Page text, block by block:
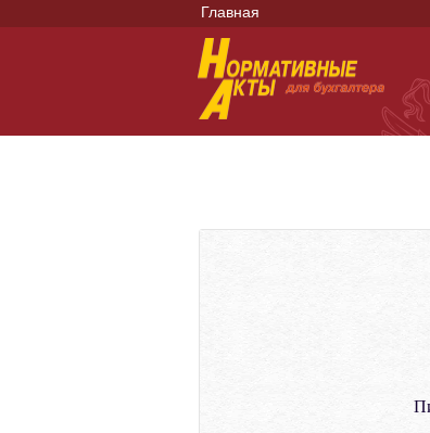
Главная